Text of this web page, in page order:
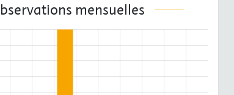
mensuelles